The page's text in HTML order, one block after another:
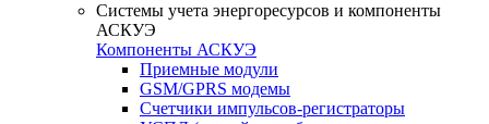
Системы учета энергоресурсов и компоненты
АСКУЭ
Компоненты АСКУЭ
Приемные модули
GSM/GPRS модемы
Счетчики импульсов-регистраторы